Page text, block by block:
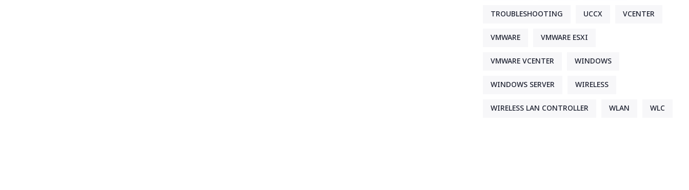
TROUBLESHOOTING UCCX VCENTER
VMWARE VMWARE ESXI
VMWARE VCENTER WINDOWS
WINDOWS SERVER WIRELESS
WIRELESS LAN CONTROLLER WLAN WLC